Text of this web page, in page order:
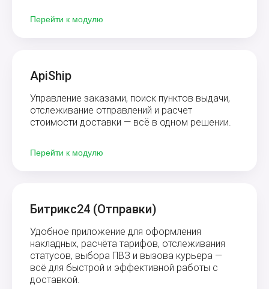
Перейти к модулю
ApiShip
Управление заказами, поиск пунктов выдачи,
отслеживание отправлений и расчет
стоимости доставки — всё в одном решении.
Перейти к модулю
Битрикс24 (Отправки)
Удобное приложение для оформления
накладных, расчёта тарифов, отслеживания
статусов, выбора ПВЗ и вызова курьера —
всё для быстрой и эффективной работы с
доставкой.